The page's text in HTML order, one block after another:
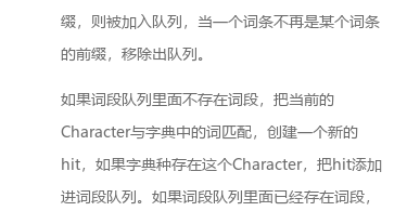
缀，则被加入队列，当一个词条不再是某个词条
的前缀，移除出队列。
如果词段队列里面不存在词段，把当前的
Character与字典中的词匹配，创建一个新的
hit，如果字典种存在这个Character，把hit添加
进词段队列。如果词段队列里面已经存在词段，